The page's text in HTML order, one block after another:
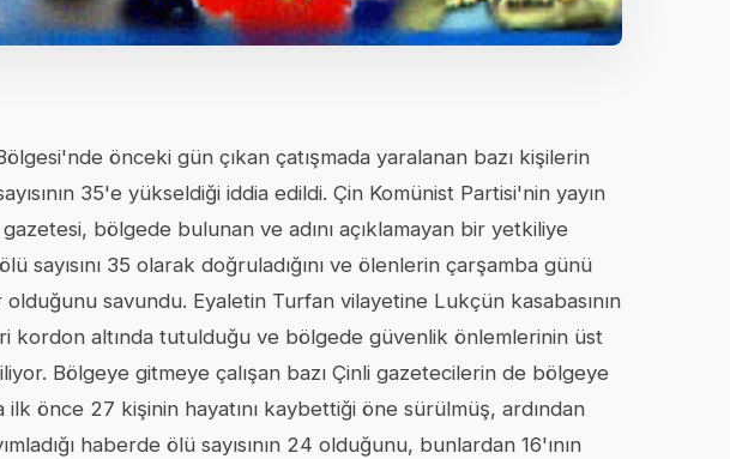
önceki gün çıkan çatışmada yaralanan bazı kişilerin
35'e yükseldiği iddia edildi. Çin Komünist Partisi'nin yayın
bölgede bulunan ve adını açıklamayan bir yetkiliye
sayısını 35 olarak doğruladığını ve ölenlerin çarşamba günü
savundu. Eyaletin Turfan vilayetine Lukçün kasabasının
kordon altında tutulduğu ve bölgede güvenlik önlemlerinin üst
Bölgeye gitmeye çalışan bazı Çinli gazetecilerin de bölgeye
ilk önce 27 kişinin hayatını kaybettiği öne sürülmüş, ardından
haberde ölü sayısının 24 olduğunu, bunlardan 16'ının